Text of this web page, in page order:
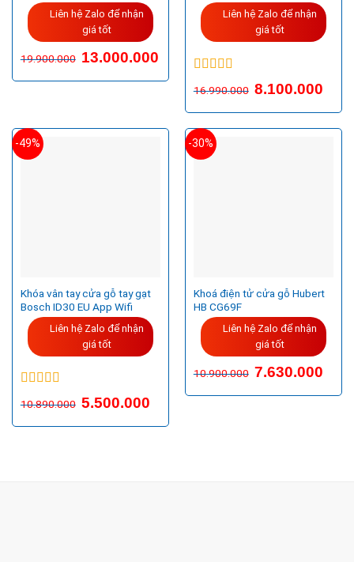
Liên hệ Zalo để nhận
giá tốt
19.900.000 13.000.000
Liên hệ Zalo để nhận
giá tốt
hạng5.005
16.990.000 8.100.000
-49%
Khóa vân tay cửa gỗ tay gạt
Bosch ID30 EU App Wifi
Liên hệ Zalo để nhận
giá tốt
hạng5.005
10.890.000 5.500.000
-30%
Khoá điện tử cửa gỗ Hubert
HB CG69F
Liên hệ Zalo để nhận
giá tốt
10.900.000 Giá
gốc
10.900.000VND.
7.630.000Giá
hiện
là: